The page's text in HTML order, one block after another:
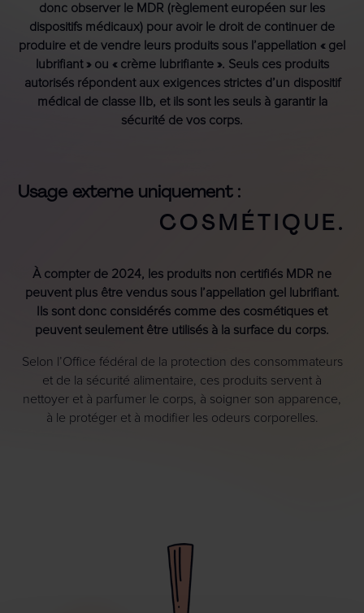
donc observer le MDR (règlement européen sur les
dispositifs médicaux) pour avoir le droit de continuer de
produire et de vendre leurs produits sous l’appellation « gel
lubrifiant » ou « crème lubrifiante ». Seuls ces produits
autorisés répondent aux exigences strictes d’un dispositif
médical de classe IIb, et ils sont les seuls à garantir la
sécurité de vos corps.
Usage externe uniquement :
COSMÉTIQUE.
À compter de 2024, les produits non certifiés MDR ne
peuvent plus être vendus sous l’appellation gel lubrifiant.
Ils sont donc considérés comme des cosmétiques et
peuvent seulement être utilisés à la surface du corps.
Selon l’Office fédéral de la protection des consommateurs
et de la sécurité alimentaire, ces produits servent à
nettoyer et à parfumer le corps, à soigner son apparence,
à le protéger et à modifier les odeurs corporelles.